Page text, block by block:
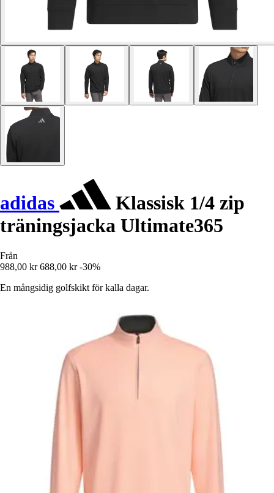
adidas
Klassisk 1/4 zip
träningsjacka Ultimate365
Från
988,00 kr 688,00 kr -30%
En mångsidig golfskikt för kalla dagar.